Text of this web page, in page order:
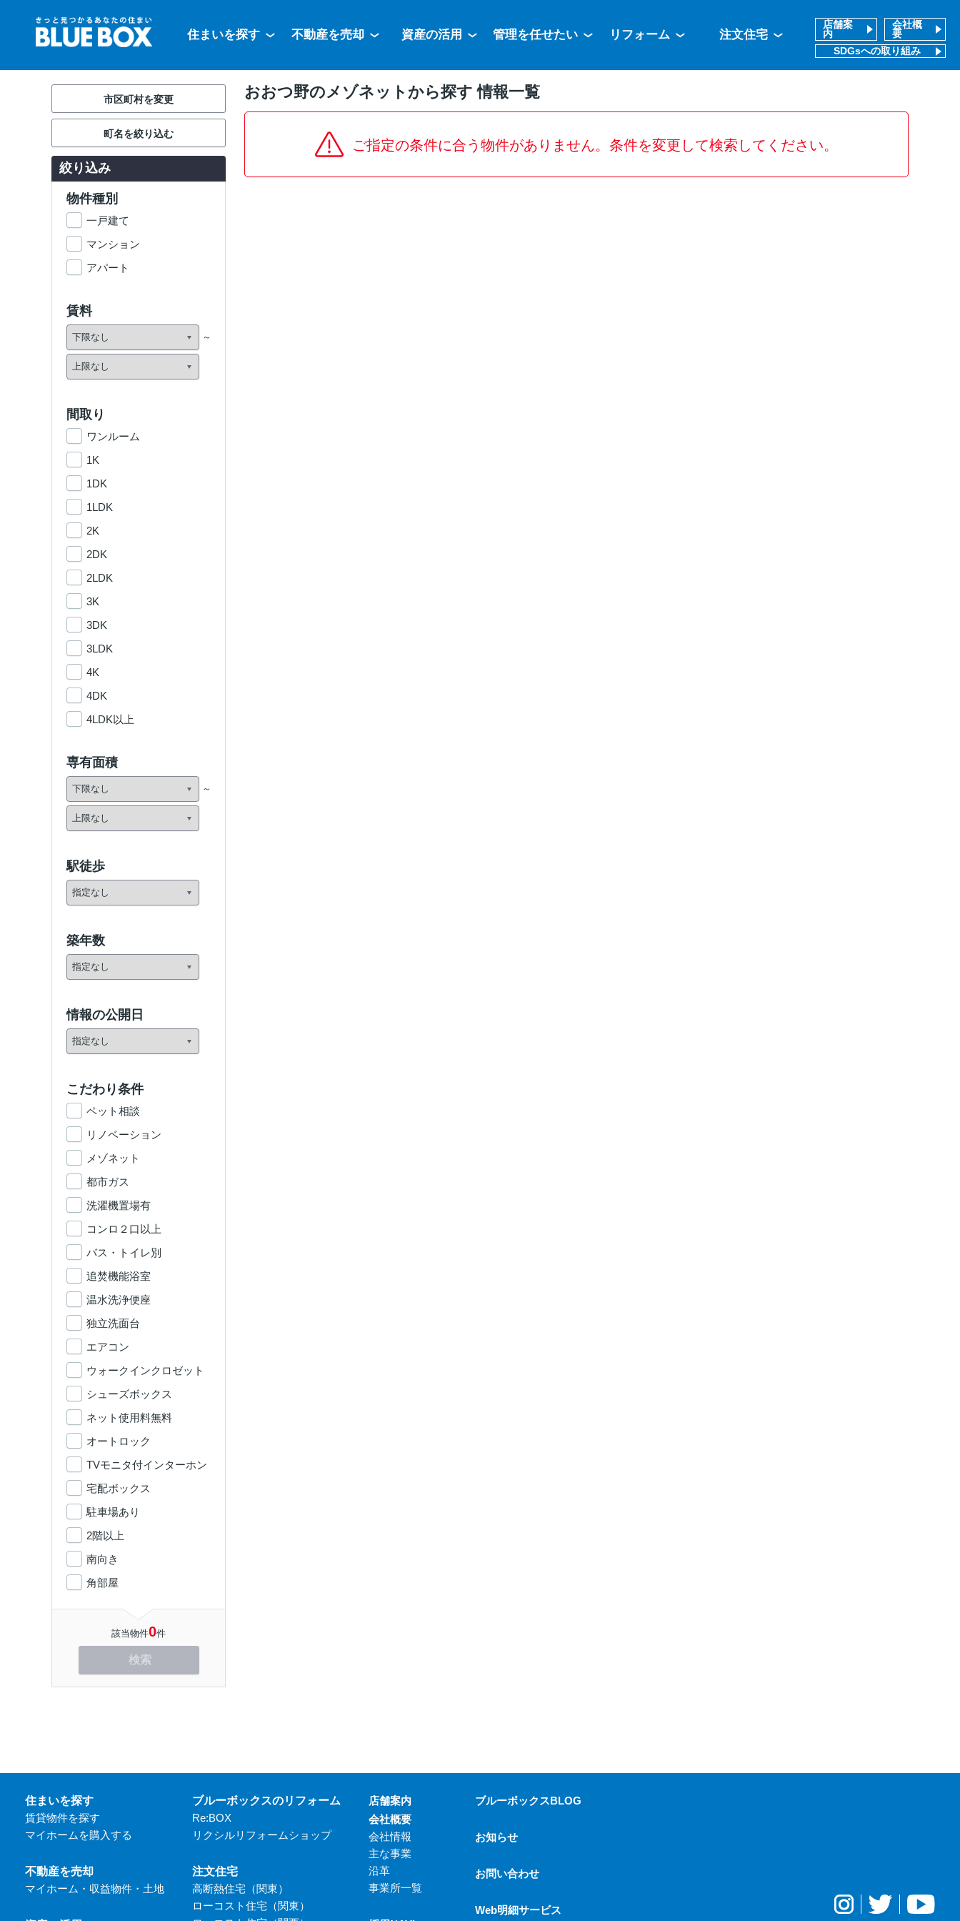
住まいを探す 不動産を売却 資産の活用 管理を任せたい リフォーム 注文住宅
店舗案
内
会社概
要
SDGsへの取り組み
おおつ野のメゾネットから探す 情報一覧
ご指定の条件に合う物件がありません。条件を変更して検索してください。
市区町村を変更
町名を絞り込む
絞り込み
物件種別
一戸建て
マンション
アパート
賃料
間取り
ワンルーム
1K
1DK
1LDK
2K
2DK
2LDK
3K
3DK
3LDK
4K
4DK
4LDK以上
専有面積
駅徒歩
築年数
情報の公開日
こだわり条件
ペット相談
リノベーション
メゾネット
都市ガス
洗濯機置場有
コンロ２口以上
バス・トイレ別
追焚機能浴室
温水洗浄便座
独立洗面台
エアコン
ウォークインクロゼット
シューズボックス
ネット使用料無料
オートロック
TVモニタ付インターホン
宅配ボックス
駐車場あり
2階以上
南向き
角部屋
該当物件0件
検索
住まいを探す
賃貸物件を探す
マイホームを購入する
不動産を売却
マイホーム・収益物件・土地
ブルーボックスのリフォーム
Re:BOX
リクシルリフォームショップ
注文住宅
高断熱住宅（関東）
ローコスト住宅（関東）
店舗案内
会社概要
会社情報
主な事業
沿革
事業所一覧
ブルーボックスBLOG
お知らせ
お問い合わせ
Web明細サービス